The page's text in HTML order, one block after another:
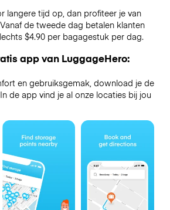
langere tijd op, dan profiteer je van
de tweede dag betalen klanten
$4.90 per bagagestuk per dag.
app van LuggageHero:
en gebruiksgemak, download je de
de app vind je al onze locaties bij jou